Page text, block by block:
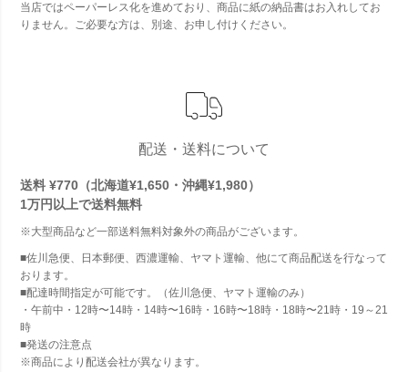
当店ではペーパーレス化を進めており、商品に紙の納品書はお入れしてお
りません。ご必要な方は、別途、お申し付けください。
配送・送料について
送料 ¥770（北海道¥1,650・沖縄¥1,980）
1万円以上で送料無料
※大型商品など一部送料無料対象外の商品がございます。
■佐川急便、日本郵便、西濃運輸、ヤマト運輸、他にて商品配送を行なって
おります。
■配達時間指定が可能です。（佐川急便、ヤマト運輸のみ）
・午前中・12時〜14時・14時〜16時・16時〜18時・18時〜21時・19～21
時
■発送の注意点
※商品により配送会社が異なります。